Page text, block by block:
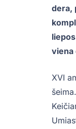
dera,
viena
XVI